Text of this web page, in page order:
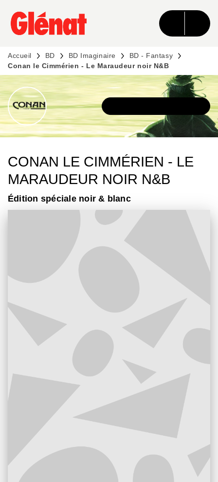
MENU RECHERCHE CONTENU
PIED DE PAGE
Accueil BD BD Imaginaire
BD - Fantasy
Conan le Cimmérien - Le Maraudeur noir N&B
CONAN LE CIMMÉRIEN - LE
MARAUDEUR NOIR N&B
Édition spéciale noir & blanc